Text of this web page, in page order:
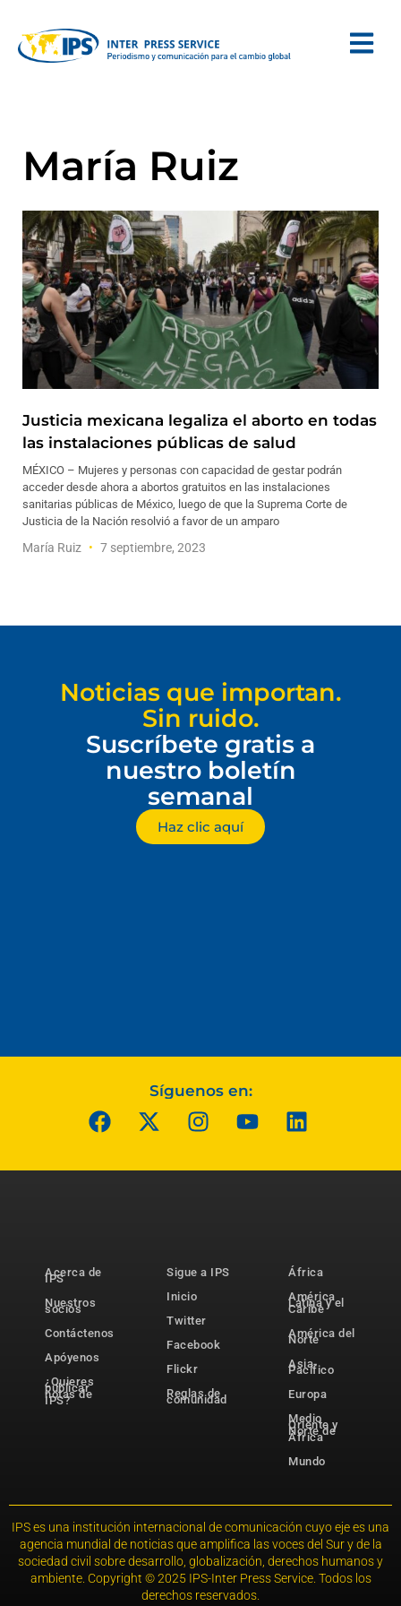
María Ruiz
Justicia mexicana legaliza el aborto en todas
las instalaciones públicas de salud
MÉXICO – Mujeres y personas con capacidad de gestar podrán
acceder desde ahora a abortos gratuitos en las instalaciones
sanitarias públicas de México, luego de que la Suprema Corte de
Justicia de la Nación resolvió a favor de un amparo
María Ruiz 7 septiembre, 2023
Noticias que importan.
Sin ruido.
Suscríbete gratis a
nuestro boletín
semanal
Haz clic aquí
Síguenos en:
Acerca de
IPS
Nuestros
socios
Contáctenos
Apóyenos
¿Quieres
publicar
notas de
IPS?
Sigue a IPS
Inicio
Twitter
Facebook
Flickr
Reglas de
comunidad
África
América
Latina y el
Caribe
América del
Norte
Asia-
Pacífico
Europa
Medio
Oriente y
Norte de
África
Mundo
IPS es una institución internacional de comunicación cuyo eje es una
agencia mundial de noticias que amplifica las voces del Sur y de la
sociedad civil sobre desarrollo, globalización, derechos humanos y
ambiente. Copyright © 2025 IPS-Inter Press Service. Todos los
derechos reservados.